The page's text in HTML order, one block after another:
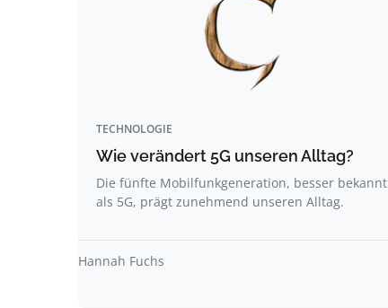
TECHNOLOGIE
Wie verändert 5G unseren Alltag?
Die fünfte Mobilfunkgeneration, besser bekannt
als 5G, prägt zunehmend unseren Alltag.
Hannah Fuchs